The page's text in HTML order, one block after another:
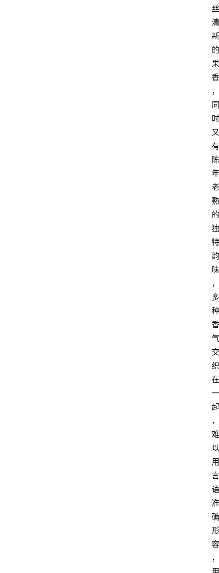
丝
清
新
的
果
香
，
同
时
又
有
陈
年
老
熟
的
独
特
韵
味
，
多
种
香
气
交
织
在
一
起
，
难
以
用
言
语
准
确
形
容
，